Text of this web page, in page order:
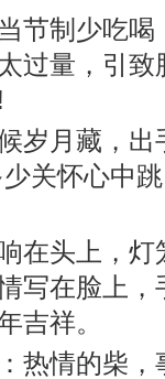
制少吃喝
过量，引致
月藏，出
关怀心中
头上，灯
写在脸上
吉祥。
情的柴，